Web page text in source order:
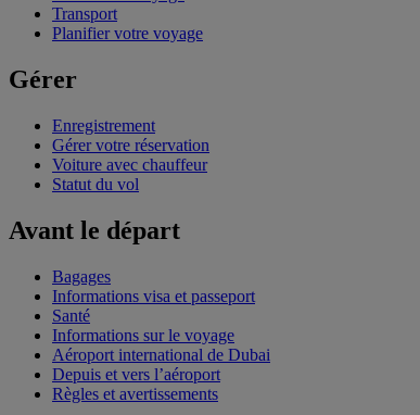
Transport
Planifier votre voyage
Gérer
Enregistrement
Gérer votre réservation
Voiture avec chauffeur
Statut du vol
Avant le départ
Bagages
Informations visa et passeport
Santé
Informations sur le voyage
Aéroport international de Dubai
Depuis et vers l’aéroport
Règles et avertissements